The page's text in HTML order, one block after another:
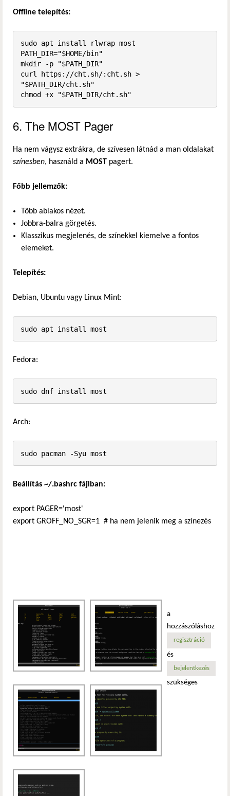
Offline telepítés:
sudo apt install rlwrap most
PATH_DIR="$HOME/bin"
mkdir -p "$PATH_DIR"
curl https://cht.sh/:cht.sh >
"$PATH_DIR/cht.sh"
chmod +x "$PATH_DIR/cht.sh"
6. The MOST Pager
Ha nem vágysz extrákra, de szívesen látnád a man oldalakat
színesben, használd a MOST pagert.
Főbb jellemzők:
Több ablakos nézet.
Jobbra-balra görgetés.
Klasszikus megjelenés, de színekkel kiemelve a fontos
elemeket.
Telepítés:
Debian, Ubuntu vagy Linux Mint:
sudo apt install most
Fedora:
sudo dnf install most
Arch:
sudo pacman -Syu most
Beállítás ~/.bashrc fájlban:
export PAGER='most'
export GROFF_NO_SGR=1 # ha nem jelenik meg a színezés
a
hozzászóláshoz
regisztráció
és
bejelentkezés
szükséges